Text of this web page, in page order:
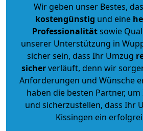
Wir geben unser Bestes,
kostengünstig und eine
Professionalitätsowie
unserer Unterstützung in
sicher sein, dass Ihr Umzug
sicherverläuft, denn wir
Anforderungen und Wünsche
haben die besten Partner,
und sicherzustellen, dass Ihr
Kissingen ein